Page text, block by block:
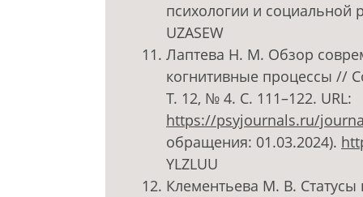
психологии и социальной
UZASEW
Лаптева Н. М. Обзор
когнитивные процессы //
Т. 12, № 4. С. 111–122. URL:
https://psyjournals.ru/
обращения: 01.03.2024).
YLZLUU
Клементьева М. В. Статусы